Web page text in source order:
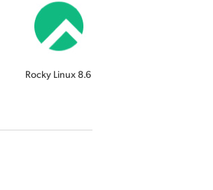
Rocky Linux 8.6